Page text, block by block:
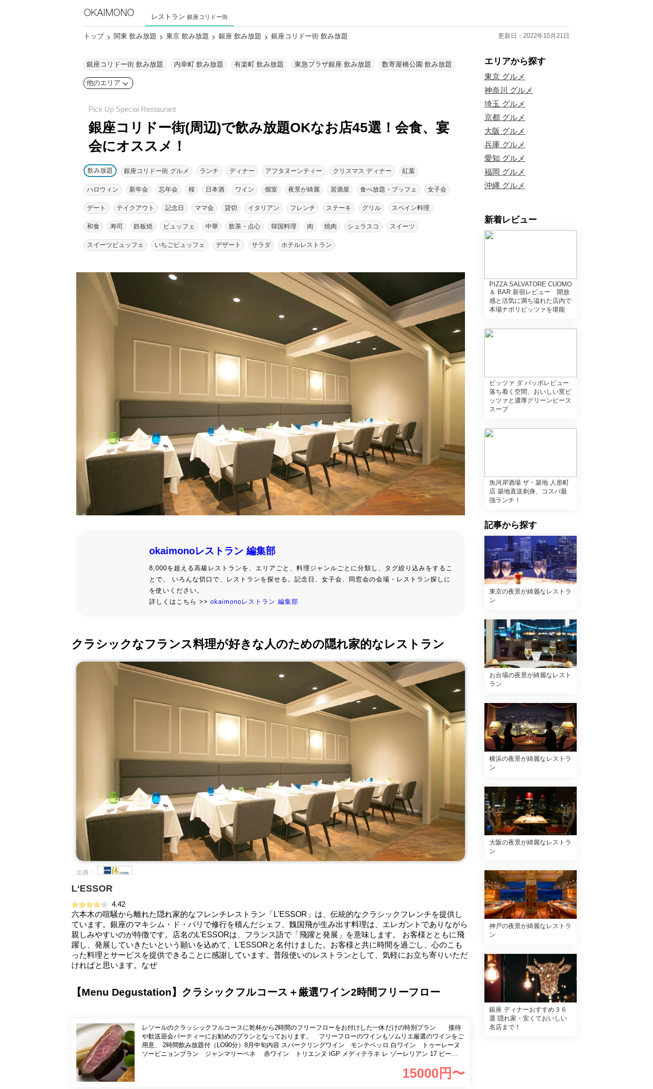
レストラン 銀座コリドー街
トップ 関東 飲み放題 東京 飲み放題 銀座 飲み放題 銀座コリドー街 飲み放題 更新日：2022年10月21日
銀座コリドー街 飲み放題 内幸町 飲み放題 有楽町 飲み放題 東急プラザ銀座 飲み放題 数寄屋橋公園 飲み放題
他のエリア
銀座コリドー街(周辺)で飲み放題OKなお店45選！ 会食、宴
会にオススメ！
飲み放題 銀座コリドー街 グルメ ランチ ディナー アフタヌーンティー クリスマス ディナー 紅葉
ハロウィン 新年会 忘年会 桜 日本酒 ワイン 個室 夜景が綺麗 居酒屋 食べ放題・ブッフェ 女子会
デート テイクアウト 記念日 ママ会 貸切 イタリアン フレンチ ステーキ グリル スペイン料理
和食 寿司 鉄板焼 ビュッフェ 中華 飲茶・点心 韓国料理 肉 焼肉 シュラスコ スイーツ
スイーツビュッフェ いちごビュッフェ デザート サラダ ホテルレストラン
okaimonoレストラン 編集部
8,000を超える高級レストランを、エリアごと、料理ジャンルごとに分類し、タグ絞り込みをするこ
とで、 いろんな切口で、レストランを探せる。記念日、女子会、同窓会の会場・レストラン探しに
を使いください。
詳しくはこちら >> okaimonoレストラン 編集部
クラシックなフランス料理が好きな人のための隠れ家的なレストラン
出典：
L‘ESSOR
4.42
六本木の喧騒から離れた隠れ家的なフレンチレストラン「L'ESSOR」は、伝統的なクラシックフレンチを提供し
ています。銀座のマキシム・ド・パリで修行を積んだシェフ、魏国飛が生み出す料理は、エレガントでありながら
親しみやすいのが特徴です。店名のL'ESSORは、フランス語で「飛躍と発展」を意味します。 お客様とともに飛
躍し、発展していきたいという願いを込めて、L'ESSORと名付けました。お客様と共に時間を過ごし、心のこも
った料理とサービスを提供できることに感謝しています。普段使いのレストランとして、気軽にお立ち寄りいただ
ければと思います。なぜ
【Menu Degustation】クラシックフルコース＋厳選ワイン2時間フリーフロー
レソールのクラッシックフルコースに乾杯から2時間のフリーフローをお付けした一休だけの特別プラン 接待
や歓送迎会パーティーにお勧めのプランとなっております。 フリーフローのワインもソムリエ厳選のワインをご
用意、 2時間飲み放題付（LO90分）8月中旬内容 スパークリングワイン モンテベッロ 白ワイン トゥーレーヌ
ソービニョンブラン ジャンマリーペネ 赤ワイン トリエンヌ IGP メディテラネ レ ゾーレリアン 17 ビー
ゴーニュを使用した丁寧な内容のフリーフローとなっております。 ワイン好きなお客様には＋3000円にてペアリ
15000 円〜
エリアから探す
東京 グルメ
神奈川 グルメ
埼玉 グルメ
京都 グルメ
大阪 グルメ
兵庫 グルメ
愛知 グルメ
福岡 グルメ
沖縄 グルメ
新着レビュー
PIZZA SALVATORE CUOMO
＆ BAR 新宿レビュー 開放
感と活気に満ち溢れた店内で
本場ナポリピッツァを堪能
ピッツァ ダ バッボレビュー
落ち着く空間、おいしい窯ピ
ッツァと濃厚グリーンピース
スープ
魚河岸酒場 ザ・築地 人形町
店 築地直送刺身、コスパ最
強ランチ！
記事から探す
東京の夜景が綺麗なレストラ
ン
お台場の夜景が綺麗なレスト
ラン
横浜の夜景が綺麗なレストラ
ン
大阪の夜景が綺麗なレストラ
ン
神戸の夜景が綺麗なレストラ
ン
銀座 ディナーおすすめ３６
選 隠れ家・安くておいしい
名店まで！